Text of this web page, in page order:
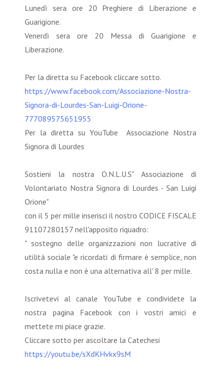
Lunedì sera ore 20 Preghiere di Liberazione e
Guarigione.
Venerdì sera ore 20 Messa di Guarigione e
Liberazione.
Per la diretta su Facebook cliccare sotto.
https://www.facebook.com/Associazione-Nostra-
Signora-di-Lourdes-San-Luigi-Orione-
777089575651955
Per la diretta su YouTube Associazione Nostra
Signora di Lourdes
Sostieni la nostra O.N.L.U.S" Associazione di
Volontariato Nostra Signora di Lourdes - San Luigi
Orione"
con il 5 per mille inserisci il nostro CODICE FISCALE
91107280157 nell'apposito riquadro:
" sostegno delle organizzazioni non lucrative di
utilità sociale "e ricordati di firmare è semplice, non
costa nulla e non è una alternativa all' 8 per mille.
Iscrivetevi al canale YouTube e condividete la
nostra pagina Facebook con i vostri amici e
mettete mi piace grazie.
Cliccare sotto per ascoltare la Catechesi
https://youtu.be/sXdKHvkx9sM